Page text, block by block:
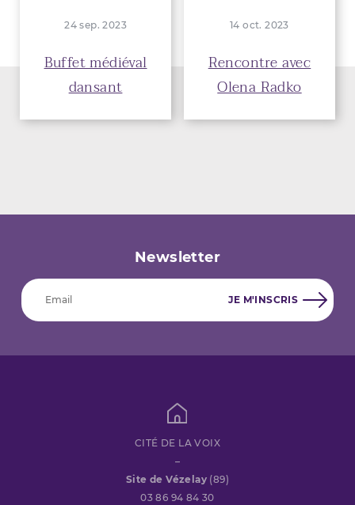
24 sep. 2023
Buffet médiéval
dansant
14 oct. 2023
Rencontre avec
Olena Radko
Newsletter
CITÉ DE LA VOIX
–
Site de Vézelay (89)
03 86 94 84 30